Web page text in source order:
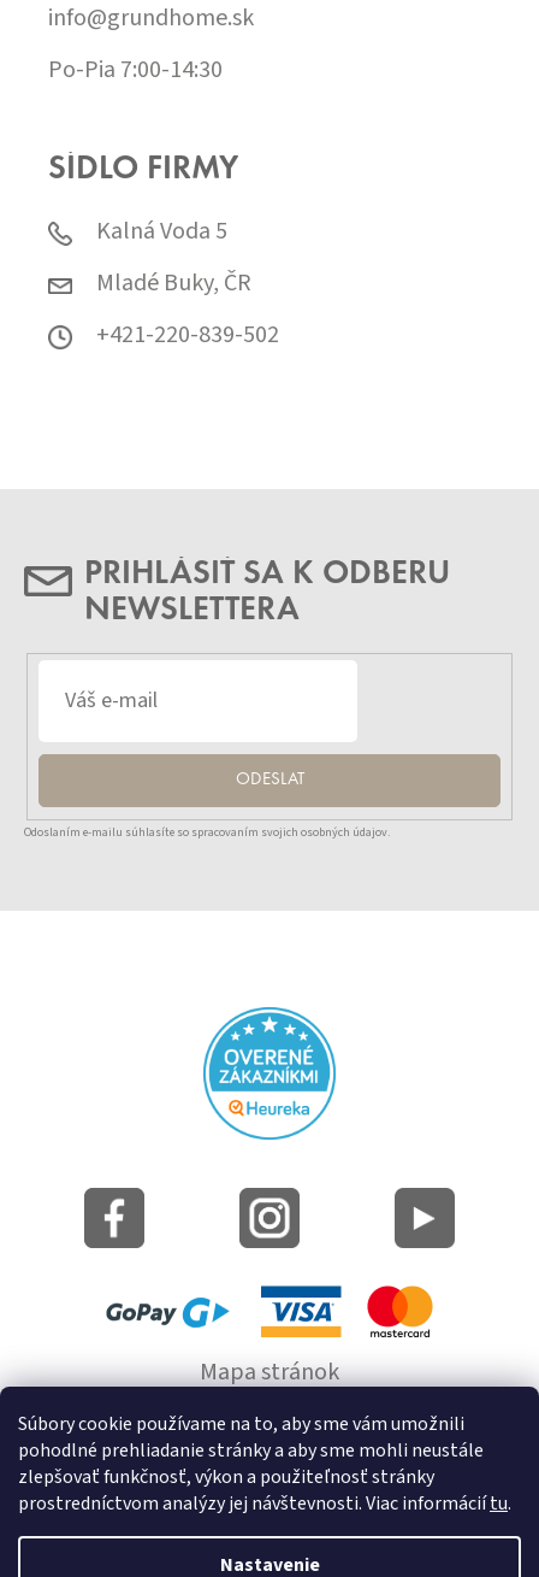
Súbory cookie používame na to, aby sme vám umožnili
pohodlné prehliadanie stránky a aby sme mohli neustále
zlepšovať funkčnosť, výkon a použiteľnosť stránky
prostredníctvom analýzy jej návštevnosti. Viac informáciítu.
Nastavenie
info@grundhome.sk
Po-Pia 7:00-14:30
SÍDLO FIRMY
Kalná Voda 5
Mladé Buky, ČR
+421-220-839-502
PRIHLÁSIŤ SA K ODBERU
NEWSLETTERA
ODESLAT
Odoslaním e-mailu súhlasíte so spracovaním svojich osobných údajov.
Mapa stránok
Informácie o cookie
© 2022 GRUND a.s.